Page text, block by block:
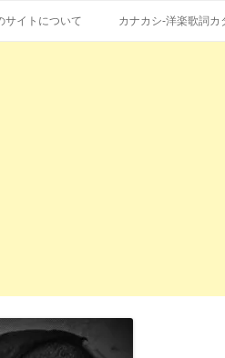
訳、英語の意味
ン
ン
サイトについて カナカシ-洋楽歌詞カ